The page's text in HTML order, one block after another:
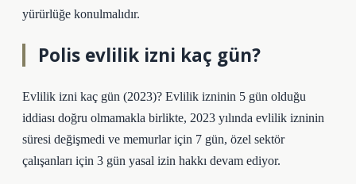
yürürlüğe konulmalıdır.
Polis evlilik izni kaç gün?
Evlilik izni kaç gün (2023)? Evlilik izninin 5 gün olduğu
iddiası doğru olmamakla birlikte, 2023 yılında evlilik izninin
süresi değişmedi ve memurlar için 7 gün, özel sektör
çalışanları için 3 gün yasal izin hakkı devam ediyor.